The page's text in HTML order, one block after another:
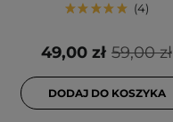
4
59,00 zł
49,00 zł
DODAJ DO KOSZYKA